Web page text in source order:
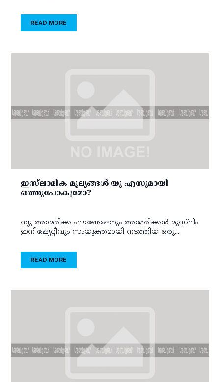
READ MORE
ഇസ്‌ലാമിക മൂല്യങ്ങള്‍ യു എസുമായി
ഒത്തുപോകുമോ?
ന്യൂ അമേരിക്ക ഫൗണ്ടേഷനും അമേരിക്കന്‍ മുസ്‌ലിം
ഇനീഷ്യേറ്റീവും സംയുക്തമായി നടത്തിയ ഒരു...
READ MORE